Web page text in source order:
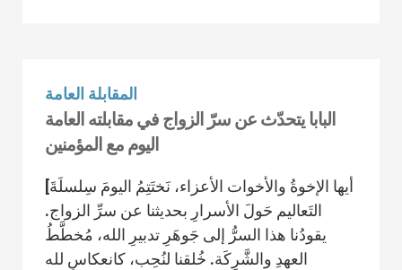
المقابلة العامة
البابا يتحدّث عن سرّ الزواج في مقابلته العامة
اليوم مع المؤمنين
[أيها الإخوةُ والأخوات الأعزاء، نَختَتِمُ اليومَ سِلسلَةَ
التَعاليم حَولَ الأسرارِ بحديثنا عن سرِّ الزواج.
يقودُنا هذا السرُّ إلى جَوهَرِ تدبيرِ الله، مُخطَّطُ
العهدِ والشَّرِكَة. خُلقنا لنُحِب، كانعكاسٍ لله